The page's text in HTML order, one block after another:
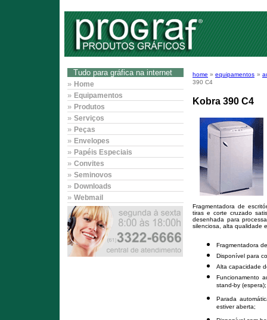
Tudo para gráfica na internet
» Home
» Equipamentos
» Produtos
» Serviços
» Peças
» Envelopes
» Papéis Especiais
» Convites
» Seminovos
» Downloads
» Webmail
home » equipamentos »
390 C4
Kobra 390 C4
Fragmentadora de
tiras e corte cruzado
desenhada para
silenciosa, alta qualidade
Fragmentadora
Disponível para
Alta capacidade
Funcionamento
stand-by (espera);
Parada
estiver aberta;